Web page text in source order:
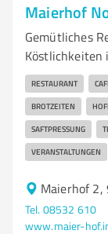
Maierhof
Gemütliches
Köstlichkeiten
RESTAURANT
BROTZEITEN
SAFTPRESSUNG
VERANSTALTUNGEN
Maierhof 2,
Tel. 08532 610
www.maier-